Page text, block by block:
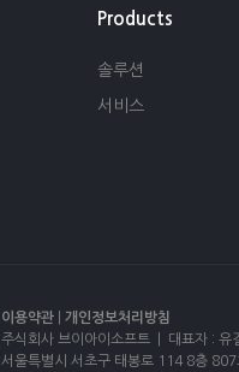
Products
솔루션
서비스
이용약관
개인정보처리방침
주식회사 브이아이소프트 | 대표자 :
서울특별시 서초구 태봉로 114 8층